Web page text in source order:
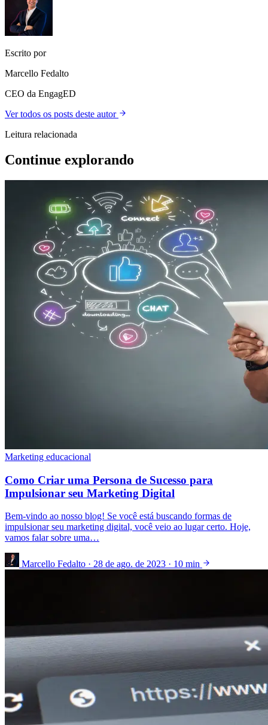
Escrito por
Marcello Fedalto
CEO da EngagED
Ver todos os posts deste autor
Leitura relacionada
Continue explorando
Marketing educacional
Como Criar uma Persona de Sucesso para
Impulsionar seu Marketing Digital
Bem-vindo ao nosso blog! Se você está buscando formas de
impulsionar seu marketing digital, você veio ao lugar certo. Hoje,
vamos falar sobre uma…
Marcello Fedalto · 28 de ago. de 2023 · 10 min